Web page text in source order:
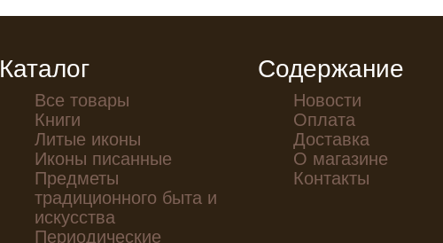
Каталог
Все товары
Книги
Литые иконы
Иконы писанные
Предметы
традиционного быта и
искусства
Периодические
Содержание
Новости
Оплата
Доставка
О магазине
Контакты